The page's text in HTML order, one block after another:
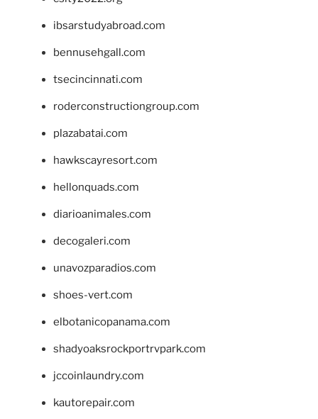
ibsarstudyabroad.com
bennusehgall.com
tsecincinnati.com
roderconstructiongroup.com
plazabatai.com
hawkscayresort.com
hellonquads.com
diarioanimales.com
decogaleri.com
unavozparadios.com
shoes-vert.com
elbotanicopanama.com
shadyoaksrockportrvpark.com
jccoinlaundry.com
kautorepair.com